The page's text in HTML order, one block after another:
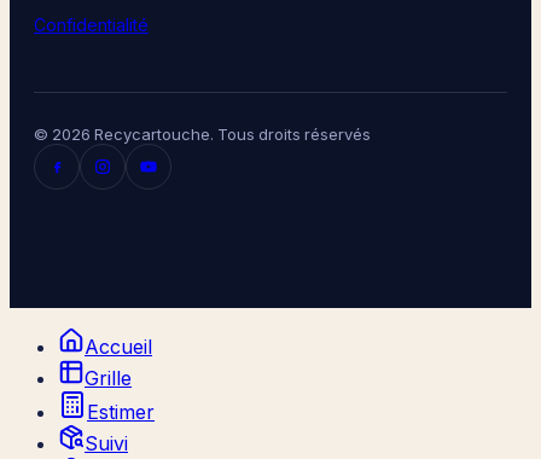
Confidentialité
© 2026 Recycartouche. Tous droits réservés
Accueil
Grille
Estimer
Suivi